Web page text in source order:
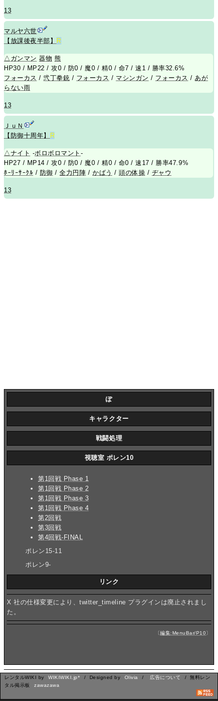
13
マルヤ六世
【放課後夜半部】 R
△ ガンマン 器物 熊
HP30 / MP22 / 攻0 / 防0 / 魔0 / 精0 / 命7 / 速1 / 勝率32.6%
フォーカス /弐丁拳銃 / フォーカス / マシンガン / フォーカス / あが
らない雨
13
ＪｕＮ
【防御十周年】 R
△ ナイト -ボロボロマント -
HP27 / MP14 / 攻0 / 防0 / 魔0 / 精0 / 命0 / 速17 / 勝率47.9%
ﾎｰﾘｰｻｰｸﾙ / 防御 /全力円陣 / かばう /頭の体操 / ヂャウ
13
ぽ
キャラクター
戦闘処理
視聴室 ポレン10
第1回戦 Phase 1
第1回戦 Phase 2
第1回戦 Phase 3
第1回戦 Phase 4
第2回戦
第3回戦
第4回戦-FINAL
ポレン15-11
ポレン9-
リンク
X 社の仕様変更により、twitter_timeline プラグインは廃止されまし
た。
〔編集:MenuBar/P10〕
レンタルWIKI by WIKIWIKI.jp* / Designed by Olivia / 広告について
/ 無料レン
タル掲示板
zawazawa